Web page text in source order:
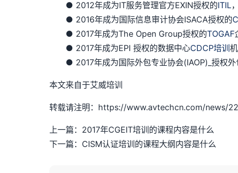
● 2012年成为IT服务管理官方EXIN授权的ITIL，
● 2016年成为国际信息审计协会ISACA授权的
● 2017年成为The Open Group授权的TOGAF
● 2017年成为EPI 授权的数据中心CDCP培训
● 2017年成为国际外包专业协会(IAOP)_授权外
本文来自于艾威培训
转载请注明：https://www.avtechcn.com/news/
上一篇：2017年CGEIT培训的课程内容是什么
下一篇：CISM认证培训的课程大纲内容是什么